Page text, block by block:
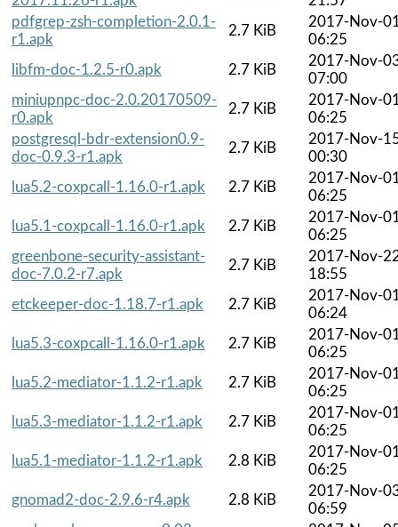
pdfgrep-zsh-completion-2.0.1-
r1.apk
2.7 KiB
2017-Nov-
06:25
libfm-doc-1.2.5-r0.apk
2.7 KiB
2017-Nov-
07:00
miniupnpc-doc-2.0.20170509-
r0.apk
2.7 KiB
2017-Nov-
06:25
postgresql-bdr-extension0.9-
doc-0.9.3-r1.apk
2.7 KiB
2017-Nov-
00:30
lua5.2-coxpcall-1.16.0-r1.apk
2.7 KiB
2017-Nov-
06:25
lua5.1-coxpcall-1.16.0-r1.apk
2.7 KiB
2017-Nov-
06:25
greenbone-security-assistant-
doc-7.0.2-r7.apk
2.7 KiB
2017-Nov-
18:55
etckeeper-doc-1.18.7-r1.apk
2.7 KiB
2017-Nov-
06:24
lua5.3-coxpcall-1.16.0-r1.apk
2.7 KiB
2017-Nov-
06:25
lua5.2-mediator-1.1.2-r1.apk
2.7 KiB
2017-Nov-
06:25
lua5.3-mediator-1.1.2-r1.apk
2.7 KiB
2017-Nov-
06:25
lua5.1-mediator-1.1.2-r1.apk
2.8 KiB
2017-Nov-
06:25
gnomad2-doc-2.9.6-r4.apk
2.8 KiB
2017-Nov-
06:59